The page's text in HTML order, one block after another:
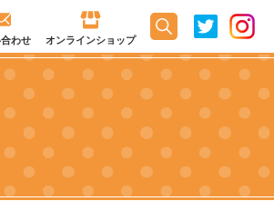
わせ オンラインショップ